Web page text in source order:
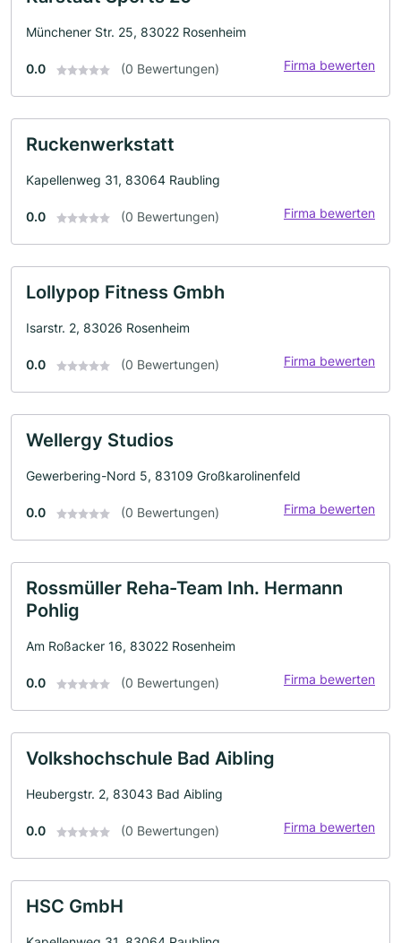
Münchener Str. 25, 83022 Rosenheim
0.0 (0 Bewertungen) Firma bewerten
Ruckenwerkstatt
Kapellenweg 31, 83064 Raubling
0.0 (0 Bewertungen) Firma bewerten
Lollypop Fitness Gmbh
Isarstr. 2, 83026 Rosenheim
0.0 (0 Bewertungen) Firma bewerten
Wellergy Studios
Gewerbering-Nord 5, 83109 Großkarolinenfeld
0.0 (0 Bewertungen) Firma bewerten
Rossmüller Reha-Team Inh. Hermann
Pohlig
Am Roßacker 16, 83022 Rosenheim
0.0 (0 Bewertungen) Firma bewerten
Volkshochschule Bad Aibling
Heubergstr. 2, 83043 Bad Aibling
0.0 (0 Bewertungen) Firma bewerten
HSC GmbH